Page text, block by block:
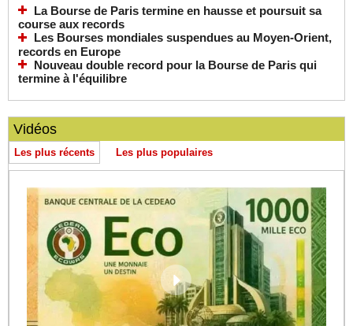
La Bourse de Paris termine en hausse et poursuit sa
course aux records
Les Bourses mondiales suspendues au Moyen-Orient,
records en Europe
Nouveau double record pour la Bourse de Paris qui
termine à l'équilibre
Vidéos
Les plus récents Les plus populaires